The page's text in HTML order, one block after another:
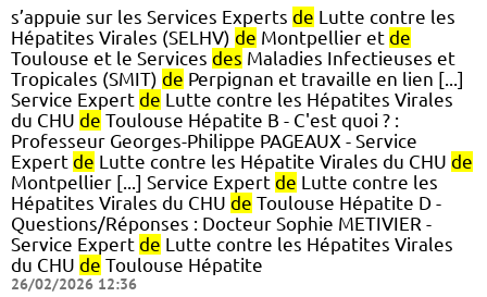
s’appuie sur les Services Experts de Lutte contre les
Hépatites Virales (SELHV) de Montpellier et de
Toulouse et le Services des Maladies Infectieuses et
Tropicales (SMIT) de Perpignan et travaille en lien [...]
Service Expert de Lutte contre les Hépatites Virales
du CHU de Toulouse Hépatite B - C'est quoi ? :
Professeur Georges-Philippe PAGEAUX - Service
Expert de Lutte contre les Hépatite Virales du CHU de
Montpellier [...] Service Expert de Lutte contre les
Hépatites Virales du CHU de Toulouse Hépatite D -
Questions/Réponses : Docteur Sophie METIVIER -
Service Expert de Lutte contre les Hépatites Virales
du CHU de Toulouse Hépatite
26/02/2026 12:36